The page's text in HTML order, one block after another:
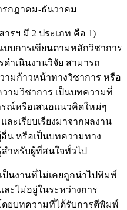
กฎาคม-ธันวาคม
รฯ มี 2 ประเภท คือ 1)
บการเขียนตามหลักวิชาการ
ำเนินงานวิจัย สามารถ
ามก้าวหน้าทางวิชาการ หรือ
ามวิชาการ เป็นบทความที่
ณ์หรือเสนอแนวคิดใหม่ๆ
ะเรียบเรียงมาจากผลงาน
น หรือเป็นบทความทาง
ำหรับผู้ที่สนใจทั่วไป
ป็นงานที่ไม่เคยถูกนำไปพิมพ์
ะไม่อยู่ในระหว่างการ
ยบทความที่ได้รับการตีพิมพ์